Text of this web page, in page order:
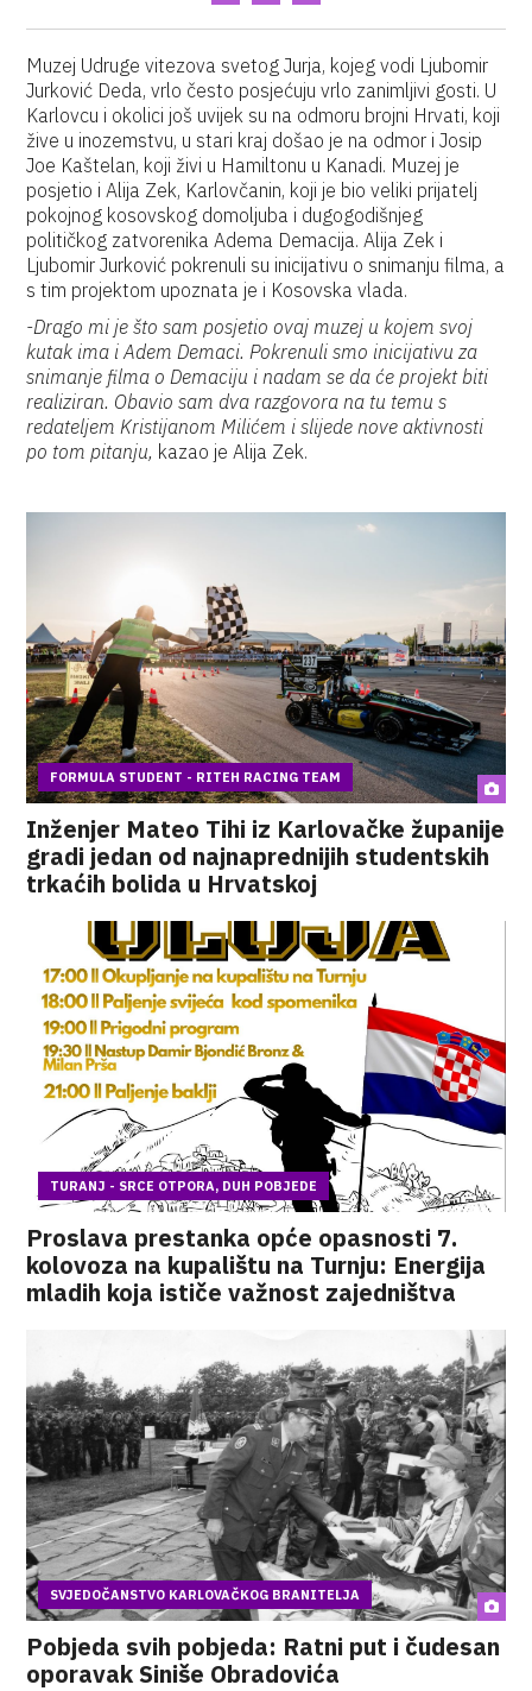
Muzej Udruge vitezova svetog Jurja, kojeg vodi Ljubomir
Jurković Deda, vrlo često posjećuju vrlo zanimljivi gosti. U
Karlovcu i okolici još uvijek su na odmoru brojni Hrvati, koji
žive u inozemstvu, u stari kraj došao je na odmor i Josip
Joe Kaštelan, koji živi u Hamiltonu u Kanadi. Muzej je
posjetio i Alija Zek, Karlovčanin, koji je bio veliki prijatelj
pokojnog kosovskog domoljuba i dugogodišnjeg
političkog zatvorenika Adema Demacija. Alija Zek i
Ljubomir Jurković pokrenuli su inicijativu o snimanju filma, a
s tim projektom upoznata je i Kosovska vlada.
-Drago mi je što sam posjetio ovaj muzej u kojem svoj
kutak ima i Adem Demaci. Pokrenuli smo inicijativu za
snimanje filma o Demaciju i nadam se da će projekt biti
realiziran. Obavio sam dva razgovora na tu temu s
redateljem Kristijanom Milićem i slijede nove aktivnosti
po tom pitanju, kazao je Alija Zek.
FORMULA STUDENT - RITEH RACING TEAM
Inženjer Mateo Tihi iz Karlovačke županije
gradi jedan od najnaprednijih studentskih
trkaćih bolida u Hrvatskoj
TURANJ - SRCE OTPORA, DUH POBJEDE
Proslava prestanka opće opasnosti 7.
kolovoza na kupalištu na Turnju: Energija
mladih koja ističe važnost zajedništva
SVJEDOČANSTVO KARLOVAČKOG BRANITELJA
Pobjeda svih pobjeda: Ratni put i čudesan
oporavak Siniše Obradovića